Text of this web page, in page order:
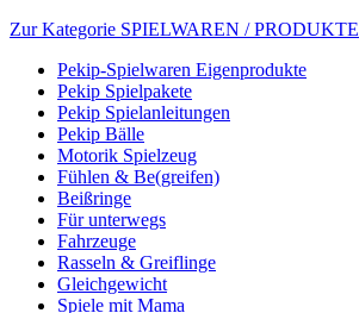
Zur Kategorie SPIELWAREN / PRODUKTE
Pekip-Spielwaren Eigenprodukte
Pekip Spielpakete
Pekip Spielanleitungen
Pekip Bälle
Motorik Spielzeug
Fühlen & Be(greifen)
Beißringe
Für unterwegs
Fahrzeuge
Rasseln & Greiflinge
Gleichgewicht
Spiele mit Mama